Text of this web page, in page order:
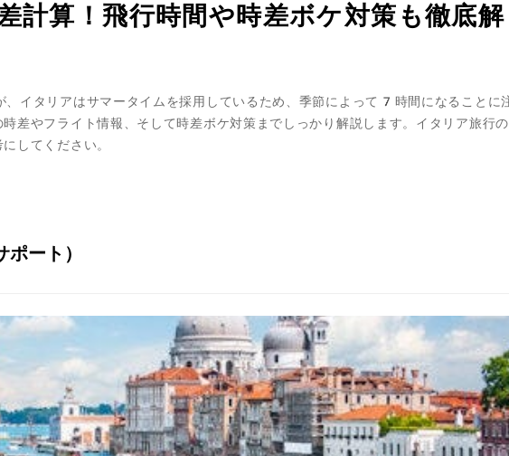
計算！飛行時間や時差ボケ対策も徹底解
イタリアはサマータイムを採用しているため、季節によって7時間になることに
差やフライト情報、そして時差ボケ対策までしっかり解説します。イタリア旅行
してください。
ート）